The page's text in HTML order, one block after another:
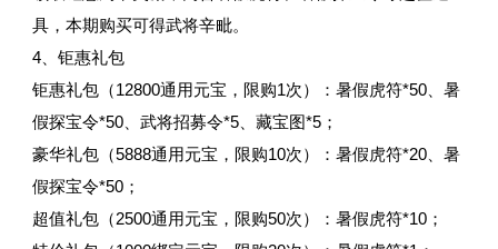
具，本期购买可得武将辛毗。
4、钜惠礼包
钜惠礼包（12800通用元宝，限购1次）：暑假虎符*50、暑
假探宝令*50、武将招募令*5、藏宝图*5；
豪华礼包（5888通用元宝，限购10次）：暑假虎符*20、暑
假探宝令*50；
超值礼包（2500通用元宝，限购50次）：暑假虎符*10；